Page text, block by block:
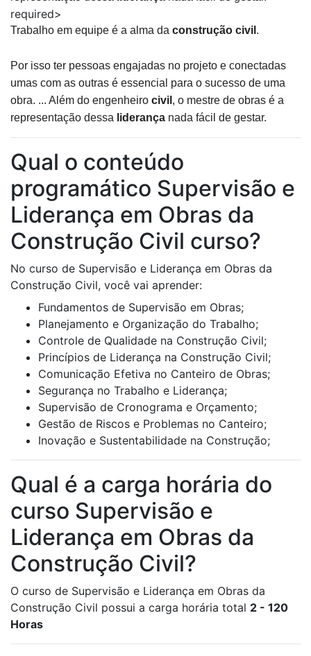
required>
Trabalho em equipe é a alma da construção civil .
Por isso ter pessoas engajadas no projeto e conectadas
umas com as outras é essencial para o sucesso de uma
obra. ... Além do engenheiro civil , o mestre de obras é a
representação dessa liderança nada fácil de gestar.
Qual o conteúdo
programático Supervisão e
Liderança em Obras da
Construção Civil curso?
No curso de Supervisão e Liderança em Obras da
Construção Civil, você vai aprender:
Fundamentos de Supervisão em Obras;
Planejamento e Organização do Trabalho;
Controle de Qualidade na Construção Civil;
Princípios de Liderança na Construção Civil;
Comunicação Efetiva no Canteiro de Obras;
Segurança no Trabalho e Liderança;
Supervisão de Cronograma e Orçamento;
Gestão de Riscos e Problemas no Canteiro;
Inovação e Sustentabilidade na Construção;
Qual é a carga horária do
curso Supervisão e
Liderança em Obras da
Construção Civil?
O curso de Supervisão e Liderança em Obras da
Construção Civil possui a carga horária total 2 - 120
Horas